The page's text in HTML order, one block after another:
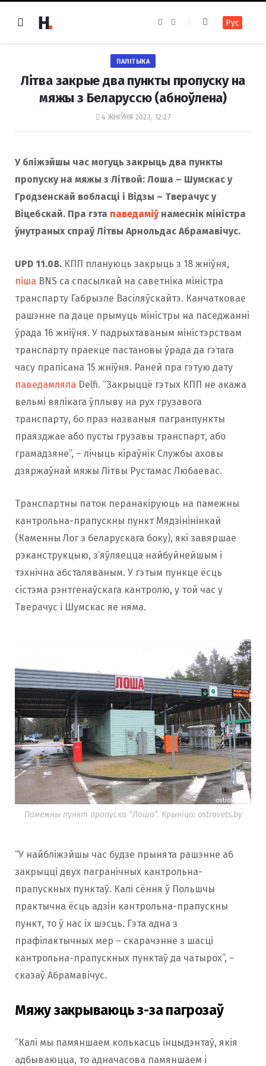
e
k
t
a
m
Рус
ПАЛІТЫКА
Літва закрые два пункты пропуску на
мяжы з Беларуссю (абноўлена)
4 ЖНІЎНЯ 2023, 12:27
У бліжэйшы час могуць закрыць два пункты
пропуску на мяжы з Літвой: Лоша – Шумскас у
Гродзенскай вобласці і Відзы – Тверачус у
Віцебскай. Пра гэта паведаміўнамеснік міністра
ўнутраных спраў Літвы Арнольдас Абрамавічус.
UPD 11.08. КПП плануюць закрыць з 18 жніўня,
піша BNS са спасылкай на саветніка міністра
транспарту Габрыэле Васіляўскайтэ. Канчатковае
рашэнне па даце прымуць міністры на паседжанні
ўрада 16 жніўня. У падрыхтаваным міністэрствам
транспарту праекце пастановы ўрада да гэтага
часу прапісана 15 жніўня. Раней пра гэтую дату
паведамляла Delfi. “Закрыццё гэтых КПП не акажа
вельмі вялікага ўплыву на рух грузавога
транспарту, бо праз названыя пагранпункты
праязджае або пусты грузавы транспарт, або
грамадзяне”, – лічыць кіраўнік Службы аховы
дзяржаўнай мяжы Літвы Рустамас Любаевас.
Транспартны паток перанакіруюць на памежны
кантрольна-прапускны пункт Мядзінінінкай
(Каменны Лог з беларускага боку), які завяршае
рэканструкцыю, з’яўляецца найбуйнейшым і
тэхнічна абсталяваным. У гэтым пункце ёсць
сістэма рэнтгенаўскага кантролю, у той час у
Тверачус і Шумскас яе няма.
Памежны пункт пропуска “Лоша”. Крыніца: ostrovets.by
“У найбліжэйшы час будзе прынята рашэнне аб
закрыцці двух пагранічных кантрольна-
прапускных пунктаў. Калі сёння ў Польшчы
практычна ёсць адзін кантрольна-прапускны
пункт, то ў нас іх шэсць. Гэта адна з
прафілактычных мер – скарачэнне з шасці
кантрольна-прапускных пунктаў да чатырох”, –
сказаў Абрамавічус.
Мяжу закрываюць з-за пагрозаў
“Калі мы памяншаем колькасць інцыдэнтаў, якія
адбываюцца, то адначасова памяншаем і